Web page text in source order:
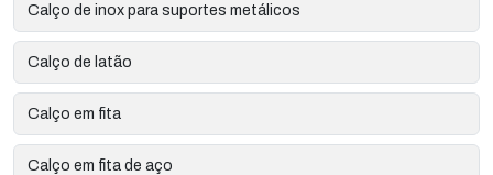
Calço de inox para suportes metálicos
Calço de latão
Calço em fita
Calço em fita de aço